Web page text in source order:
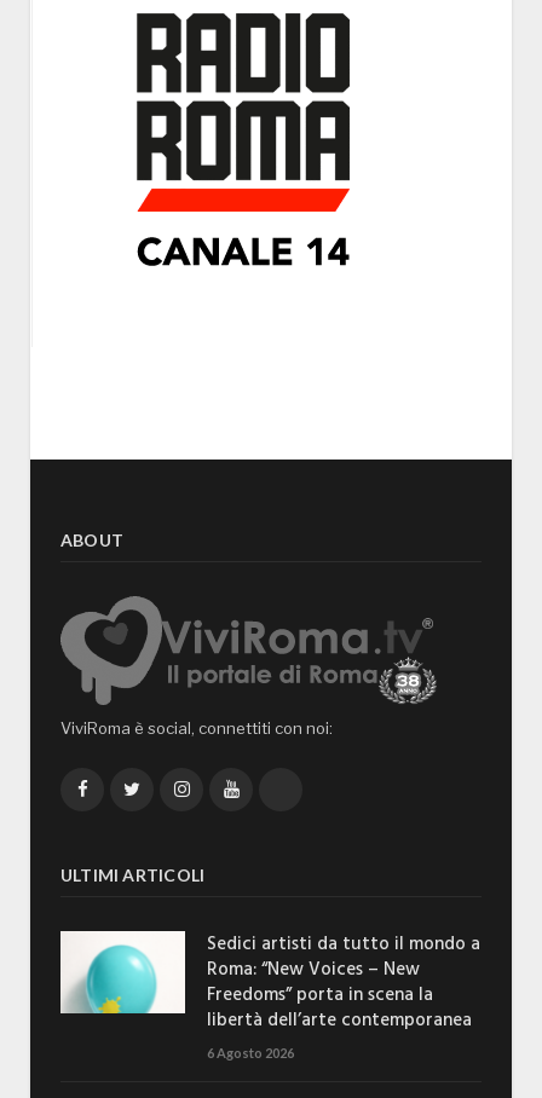
ABOUT
ViviRoma è social, connettiti con noi:
FacebookTwitterInstagramYouTube
ULTIMI ARTICOLI
Sedici artisti da tutto il mondo a
Roma: “New Voices – New
Freedoms” porta in scena la
libertà dell’arte contemporanea
6 Agosto 2026